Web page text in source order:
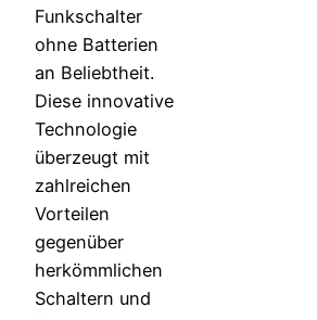
Funkschalter
ohne Batterien
an Beliebtheit.
Diese innovative
Technologie
überzeugt mit
zahlreichen
Vorteilen
gegenüber
herkömmlichen
Schaltern und